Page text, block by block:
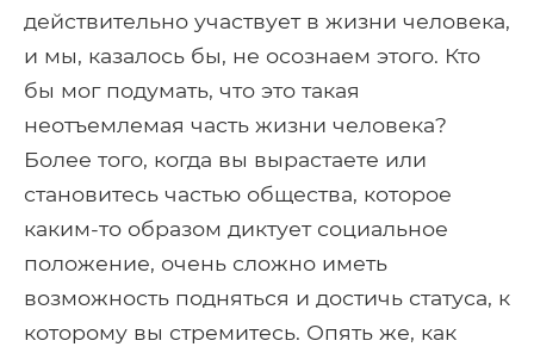
действительно участвует в жизни человека,
и мы, казалось бы, не осознаем этого. Кто
бы мог подумать, что это такая
неотъемлемая часть жизни человека?
Более того, когда вы вырастаете или
становитесь частью общества, которое
каким-то образом диктует социальное
положение, очень сложно иметь
возможность подняться и достичь статуса, к
которому вы стремитесь. Опять же, как